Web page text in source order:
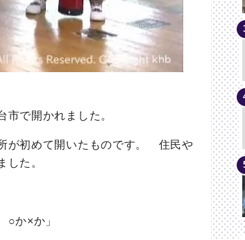
で開かれました。
が初めて開いたものです。 住民や
した。
○か×か」